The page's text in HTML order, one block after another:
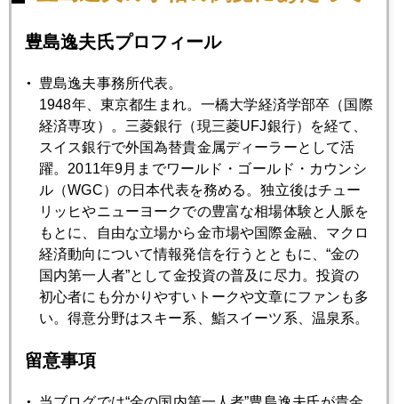
食後、その料理センスが光る、高さんこと、高須シェフとバ
ーコーナーで談笑中。職人肌で普段は無口なんだけど、私が
全幅の信頼を置いているシェフだよ～～。なんでも最近はる
ばる熊本から来店のファンがおられたとか。京都の「らく
山」にも行ったそうな。
豊島逸夫氏プロフィール
豊島逸夫事務所代表。
1948年、東京都生まれ。一橋大学経済学部卒（国際
経済専攻）。三菱銀行（現三菱UFJ銀行）を経て、
スイス銀行で外国為替貴金属ディーラーとして活
躍。2011年9月までワールド・ゴールド・カウンシ
ル（WGC）の日本代表を務める。独立後はチュー
リッヒやニューヨークでの豊富な相場体験と人脈を
もとに、自由な立場から金市場や国際金融、マクロ
経済動向について情報発信を行うとともに、“金の
国内第一人者”として金投資の普及に尽力。投資の
初心者にも分かりやすいトークや文章にファンも多
い。得意分野はスキー系、鮨スイーツ系、温泉系。
留意事項